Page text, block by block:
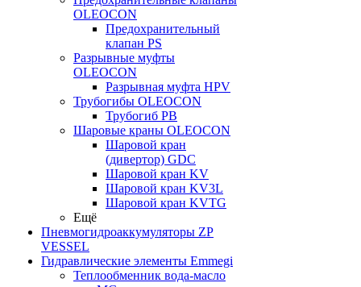
OLEOCON
Предохранительный
клапан PS
Разрывные муфты
OLEOCON
Разрывная муфта HPV
Трубогибы OLEOCON
Трубогиб PB
Шаровые краны OLEOCON
Шаровой кран
(дивертор) GDC
Шаровой кран KV
Шаровой кран KV3L
Шаровой кран KVTG
Ещё
Пневмогидроаккумуляторы ZP
VESSEL
Гидравлические элементы Emmegi
Теплообменник вода-масло